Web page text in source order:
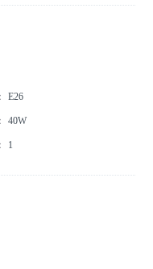
E26
40W
1